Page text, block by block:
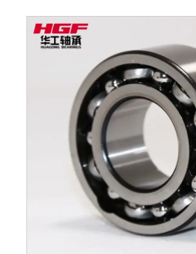
16010,
Внутренний диаметр
50 мм
Наружный диаметр
80 мм.
10 мм.